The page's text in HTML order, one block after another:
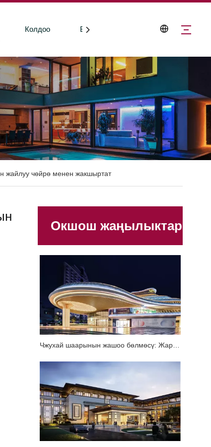
Колдоо Биз менен байланышыңыз
жайлуу чөйрө менен жакшыртат
Окшош жаңылыктар
Чжухай шаарынын жашоо бөлмөсү: Жарыктар жандуу шаардык жашоо образын жарыктандырат